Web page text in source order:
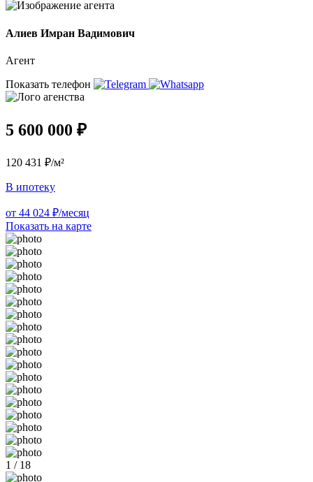
Алиев Имран Вадимович
Агент
Показать телефон
5 600 000 ₽
120 431 ₽/м²
В ипотеку
от 44 024 ₽/месяц
Показать на карте
1 / 18